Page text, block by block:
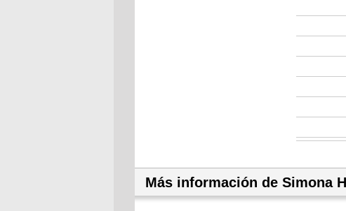
Más información de Simona